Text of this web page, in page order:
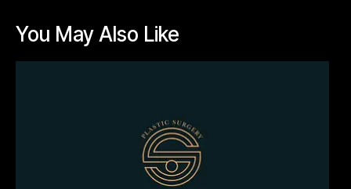
You May Also Like